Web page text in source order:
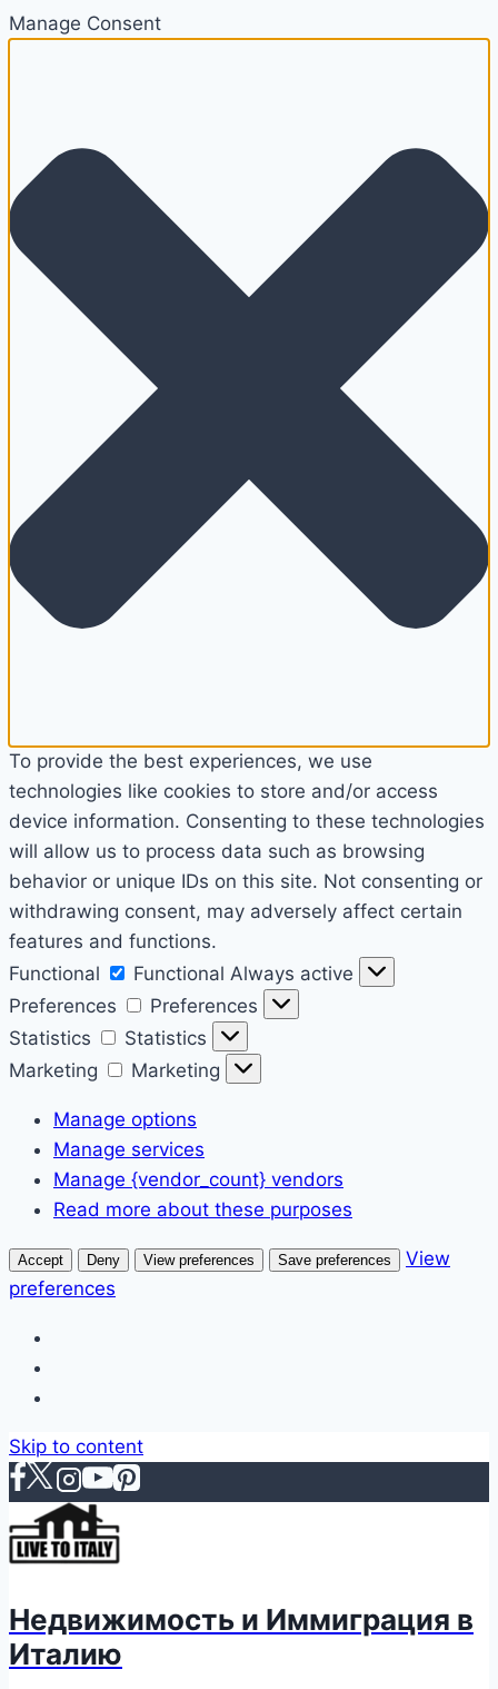
Manage Consent
To provide the best experiences, we use
technologies like cookies to store and/or access
device information. Consenting to these technologies
will allow us to process data such as browsing
behavior or unique IDs on this site. Not consenting or
withdrawing consent, may adversely affect certain
features and functions.
Functional
Functional Always active
Preferences
Preferences
Statistics
Statistics
Marketing
Marketing
Manage options
Manage services
Manage {vendor_count} vendors
Read more about these purposes
Accept Deny View preferences Save preferences
View
preferences
Skip to content
Недвижимость и Иммиграция в
Италию